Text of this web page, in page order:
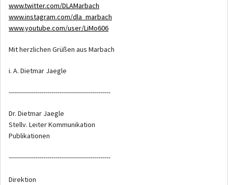
www.twitter.com/DLAMarbach
www.instagram.com/dla_marbach
www.youtube.com/user/LiMo606
Mit herzlichen Grüßen aus Marbach
i. A. Dietmar Jaegle
--------------------------------------------------
Dr. Dietmar Jaegle
Stellv. Leiter Kommunikation
Publikationen
--------------------------------------------------
Direktion